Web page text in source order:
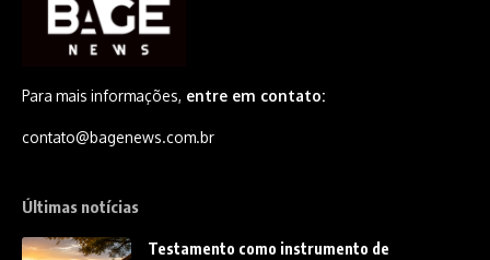
Para mais informações, entre em contato:
contato@bagenews.com.br
Últimas notícias
Testamento como instrumento de